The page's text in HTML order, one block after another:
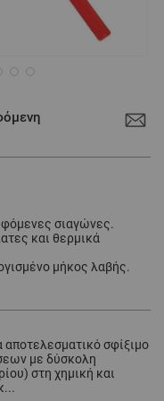
σιαγώνες.
και θερμικά
μήκος λαβής.
σφίξιμο
με δύσκολη
στη χημική και